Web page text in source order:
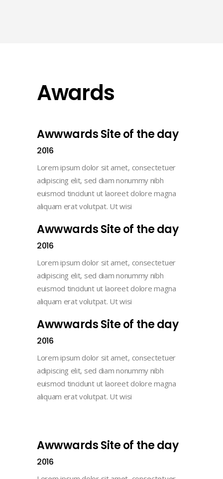
Awards
Awwwards Site of the day
2016
Lorem ipsum dolor sit amet, consectetuer
adipiscing elit, sed diam nonummy nibh
euismod tincidunt ut laoreet dolore magna
aliquam erat volutpat. Ut wisi
Awwwards Site of the day
2016
Lorem ipsum dolor sit amet, consectetuer
adipiscing elit, sed diam nonummy nibh
euismod tincidunt ut laoreet dolore magna
aliquam erat volutpat. Ut wisi
Awwwards Site of the day
2016
Lorem ipsum dolor sit amet, consectetuer
adipiscing elit, sed diam nonummy nibh
euismod tincidunt ut laoreet dolore magna
aliquam erat volutpat. Ut wisi
Awwwards Site of the day
2016